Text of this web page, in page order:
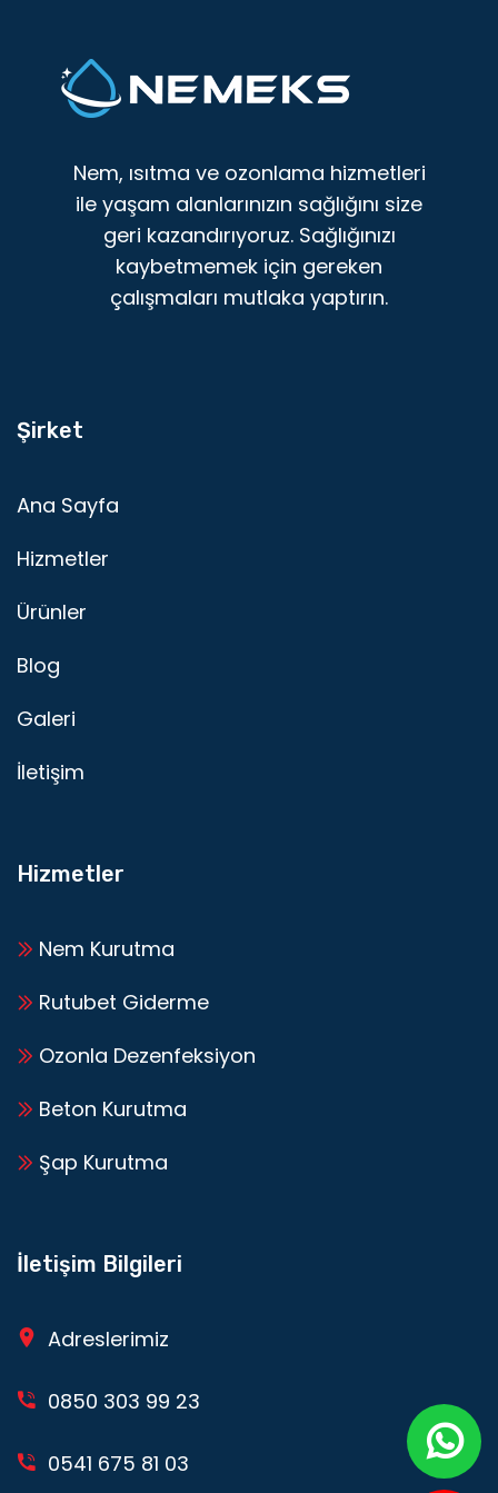
Nem, ısıtma ve ozonlama hizmetleri
ile yaşam alanlarınızın sağlığını size
geri kazandırıyoruz. Sağlığınızı
kaybetmemek için gereken
çalışmaları mutlaka yaptırın.
Şirket
Ana Sayfa
Hizmetler
Ürünler
Blog
Galeri
İletişim
Hizmetler
Nem Kurutma
Rutubet Giderme
Ozonla Dezenfeksiyon
Beton Kurutma
Şap Kurutma
İletişim Bilgileri
Adreslerimiz
0850 303 99 23
0541 675 81 03